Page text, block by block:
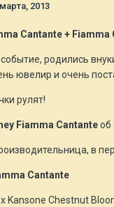
2013
Cantante + Fiamma
родились
ювелир и очень
рулят!
Fiamma Cantanteоб
в
Cantante
Kansone Chestnut